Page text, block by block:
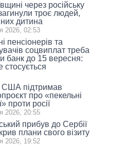
через російську
троє людей,
дитина
2026, 02:53
пенсіонерів та
соцвиплат треба
банк до 15 вересня:
стосується
США підтримав
про «пекельні
проти росії
2026, 20:55
прибув до Сербії
плани свого візиту
2026, 19:52